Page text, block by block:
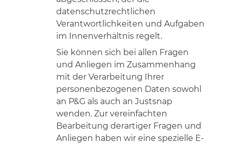
datenschutzrechtlichen
Verantwortlichkeiten und Aufgaben
im Innenverhältnis regelt.
Sie können sich bei allen Fragen
und Anliegen im Zusammenhang
mit der Verarbeitung Ihrer
personenbezogenen Daten sowohl
an P&G als auch an Justsnap
wenden. Zur vereinfachten
Bearbeitung derartiger Fragen und
Anliegen haben wir eine spezielle E-